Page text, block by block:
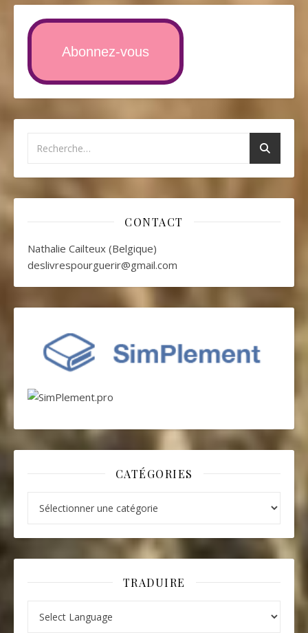
Abonnez-vous
CONTACT
Nathalie Cailteux (Belgique)
deslivrespourguerir@gmail.com
CATÉGORIES
TRADUIRE